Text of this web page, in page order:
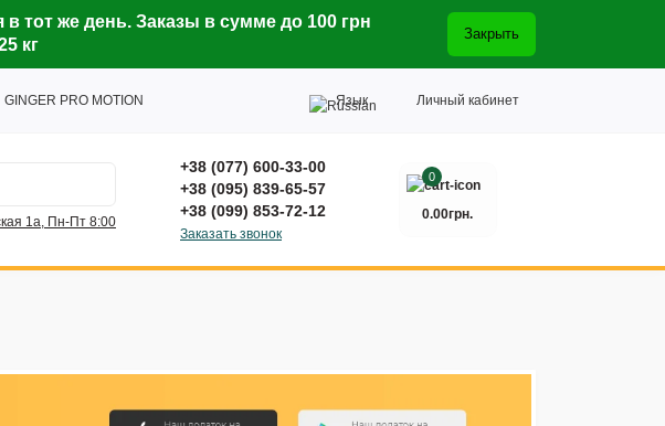
тот же день. Заказы в сумме до 100 грн
кг
Закрыть
GINGER PRO MOTION Язык Личный кабинет
1а, Пн-Пт 8:00
+38 (077) 600-33-00
+38 (095) 839-65-57
+38 (099) 853-72-12
Заказать звонок
0
0.00грн.